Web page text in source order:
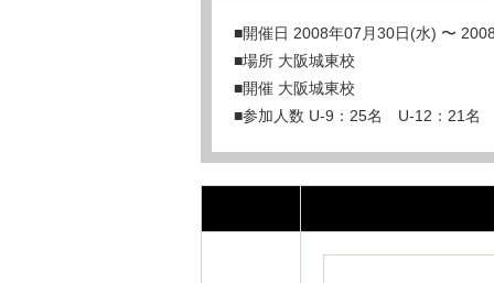
■開催日 2008年07月30日(水) 〜
■場所 大阪城東校
■開催 大阪城東校
■参加人数 U-9：25名 U-12：21名